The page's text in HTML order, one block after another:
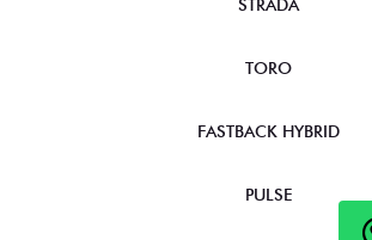
STRADA
TORO
FASTBACK HYBRID
PULSE